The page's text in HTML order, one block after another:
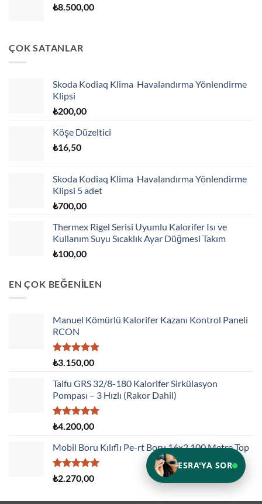
₺8.500,00
ÇOK SATANLAR
Skoda Kodiaq Klima Havalandırma Yönlendirme
Klipsi
₺200,00
Köşe Düzeltici
₺16,50
Skoda Kodiaq Klima Havalandırma Yönlendirme
Klipsi 5 adet
₺700,00
Thermex Rigel Serisi Uyumlu Kalorifer Isı ve
Kullanım Suyu Sıcaklık Ayar Düğmesi Takım
₺100,00
EN ÇOK BEĞENİLEN
Manuel Kömürlü Kalorifer Kazanı Kontrol Paneli
RCON
5 üzerinden
oy
aldı
₺3.150,00
Taifu GRS 32/8-180 Kalorifer Sirkülasyon
Pompası – 3 Hızlı (Rakor Dahil)
5 üzerinden
oy
aldı
₺4.200,00
Mobil Boru Kılıflı Pe-rt Boru 16x2 100 Metre Top
5 üzerinden
oy
₺2.270,00
ESRA'YA SOR